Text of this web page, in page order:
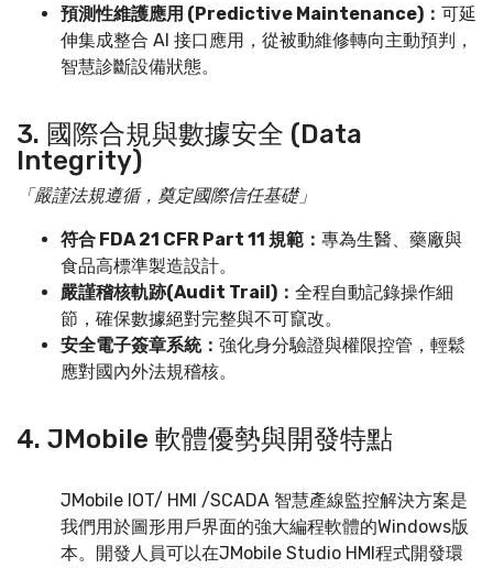
預測性維護應用 (Predictive Maintenance)： 可延
伸集成整合 AI 接口應用，從被動維修轉向主動預判，
智慧診斷設備狀態。
3. 國際合規與數據安全 (Data
Integrity)
「嚴謹法規遵循，奠定國際信任基礎」
符合 FDA 21 CFR Part 11 規範： 專為生醫、藥廠與
食品高標準製造設計。
嚴謹稽核軌跡(Audit Trail)： 全程自動記錄操作細
節，確保數據絕對完整與不可竄改。
安全電子簽章系統： 強化身分驗證與權限控管，輕鬆
應對國內外法規稽核。
4. JMobile 軟體優勢與開發特點
JMobile IOT/ HMI /SCADA 智慧產線監控解決方案是
我們用於圖形用戶界面的強大編程軟體的Windows版
本。開發人員可以在JMobile Studio HMI程式開發環